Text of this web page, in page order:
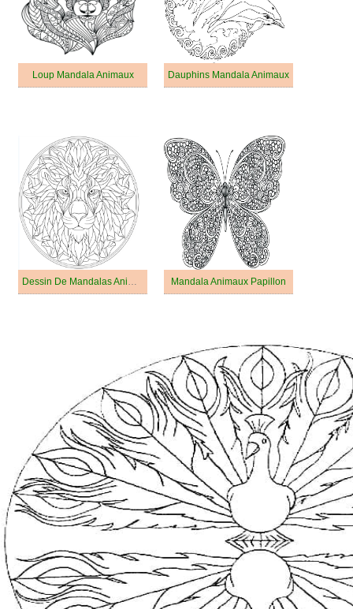
Loup Mandala Animaux Dauphins Mandala Animaux
Dessin De Mandalas Animaux Basique Mandala Animaux Papillon